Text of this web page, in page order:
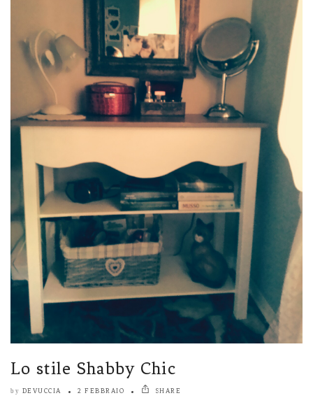
Lo stile Shabby Chic
by DEVUCCIA 2 FEBBRAIO SHARE